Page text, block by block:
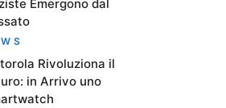
Emergono dal
Rivoluziona il
in Arrivo uno